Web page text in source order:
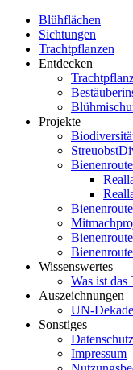
Blühflächen
Sichtungen
Trachtpflanzen
Entdecken
Projekte
Bienenroute
Wissenswertes
Was ist das
Auszeichnungen
UN-
Sonstiges
Impressum